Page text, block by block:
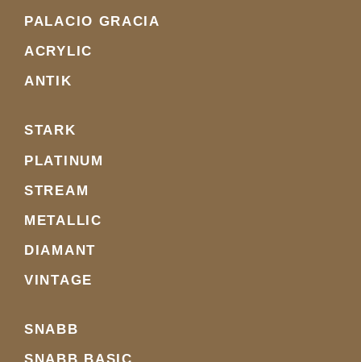
PALACIO GRACIA
ACRYLIC
ANTIK
STARK
PLATINUM
STREAM
METALLIC
DIAMANT
VINTAGE
SNABB